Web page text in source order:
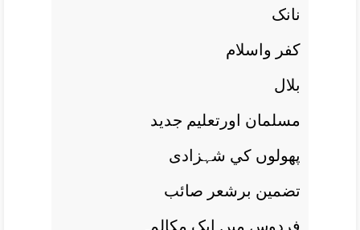
نانک
کفر واسلام
بلال
مسلمان اورتعليم جديد
پھولوں کي شہزادی
تضمين برشعر صائب